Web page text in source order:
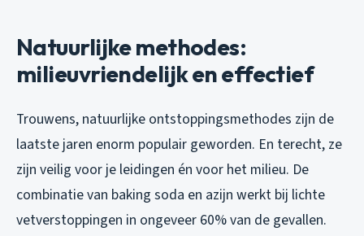
Natuurlijke methodes:
milieuvriendelijk en effectief
Trouwens, natuurlijke ontstoppingsmethodes zijn de
laatste jaren enorm populair geworden. En terecht, ze
zijn veilig voor je leidingen én voor het milieu. De
combinatie van baking soda en azijn werkt bij lichte
vetverstoppingen in ongeveer 60% van de gevallen.